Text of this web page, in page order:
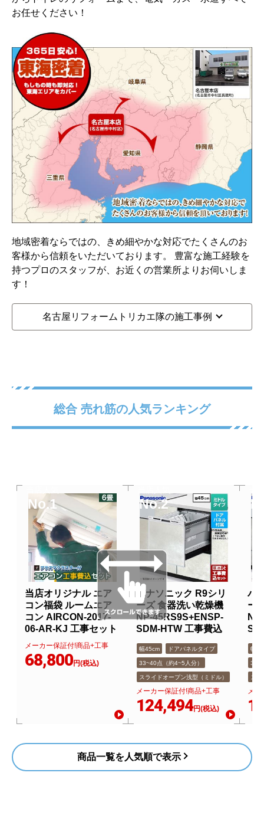
お任せください！
地域密着ならではの、きめ細やかな対応でたくさんのお
客様から信頼をいただいております。 豊富な施工経験を
持つプロのスタッフが、お近くの営業所よりお伺いしま
す！
名古屋リフォームトリカエ隊の施工事例
総合 売れ筋の人気ランキング
No.1
当店オリジナル エア
コン福袋 ルームエア
コン AIRCON-2017-
06-AR-KJ 工事セット
メーカー保証付!商品+工事
68,800円(税込)
No.2
パナソニック R9シリ
ーズ 食器洗い乾燥機
NP-45RS9S+ENSP-
SDM-HTW 工事費込
幅45cm ドアパネルタイプ
33~40点（約4~5人分）
スライドオープン浅型（ミドル）
メーカー保証付!商品+工事
124,494円(税込)
パ
ー
幅
スラ
メー
商品一覧を人気順で表示